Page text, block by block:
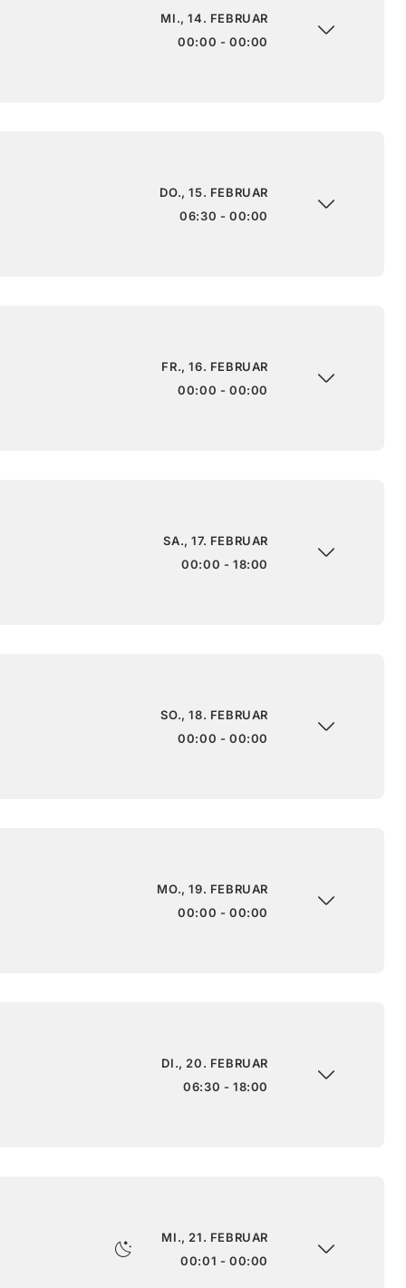
MI., 14. FEBRUAR
00:00 - 00:00
DO., 15. FEBRUAR
06:30 - 00:00
FR., 16. FEBRUAR
00:00 - 00:00
SA., 17. FEBRUAR
00:00 - 18:00
SO., 18. FEBRUAR
00:00 - 00:00
MO., 19. FEBRUAR
00:00 - 00:00
DI., 20. FEBRUAR
06:30 - 18:00
MI., 21. FEBRUAR
00:01 - 00:00